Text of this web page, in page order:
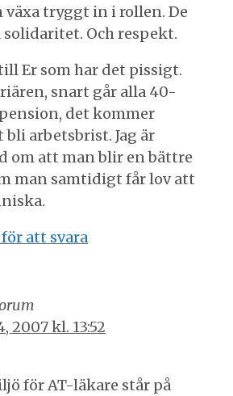
växa tryggt in i rollen. De
solidaritet. Och respekt.
Er som har det pissigt.
snart går alla 40-
det kommer
bli arbetsbrist. Jag är
om att man blir en bättre
man samtidigt får lov att
att svara
2007 kl. 13:52
för AT-läkare står på